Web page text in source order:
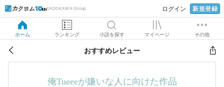
KADOKAWA Group ログイン 新規登録
ホーム ランキング 小説を探す マイページ その他
おすすめレビュー
俺Tueeeが嫌いな人に向けた作品